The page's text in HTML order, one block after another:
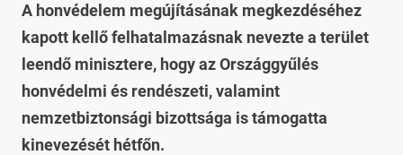
A honvédelem megújításának megkezdéséhez
kapott kellő felhatalmazásnak nevezte a terület
leendő minisztere, hogy az Országgyűlés
honvédelmi és rendészeti, valamint
nemzetbiztonsági bizottsága is támogatta
kinevezését hétfőn.